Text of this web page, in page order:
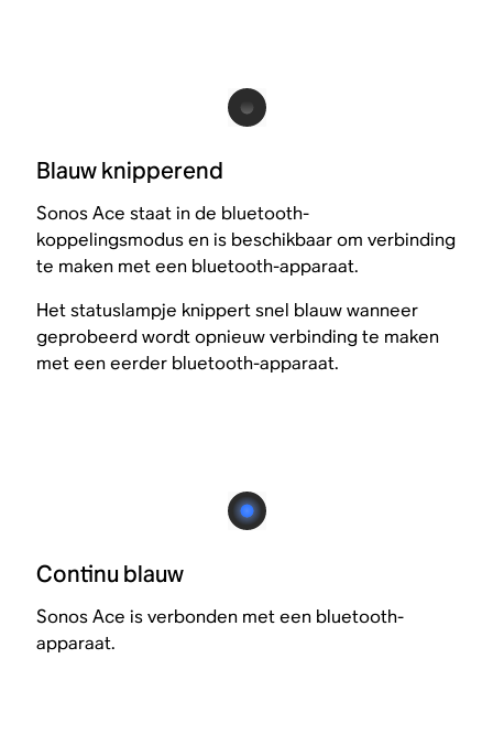
Blauw knipperend
Sonos Ace staat in de bluetooth-
koppelingsmodus en is beschikbaar om verbinding
te maken met een bluetooth-apparaat.
Het statuslampje knippert snel blauw wanneer
geprobeerd wordt opnieuw verbinding te maken
met een eerder bluetooth-apparaat.
Continu blauw
Sonos Ace is verbonden met een bluetooth-
apparaat.